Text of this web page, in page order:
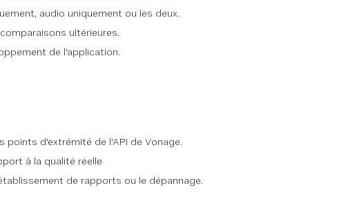
audio uniquement ou les deux.
ultérieures.
de l'application.
points d'extrémité de l'API de Vonage.
à la qualité réelle
de rapports ou le dépannage.